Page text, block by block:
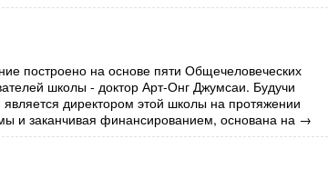
построено на основе пяти Общечеловеческих
школы - доктор Арт-Онг Джумсаи. Будучи
директором этой школы на протяжении
и заканчивая финансированием, основана на →